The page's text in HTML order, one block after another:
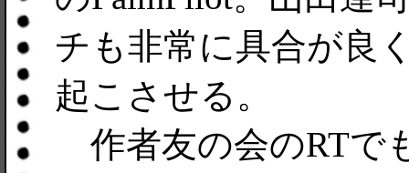
チも非常に具合が良
起こさせる。
作者友の会のRTで